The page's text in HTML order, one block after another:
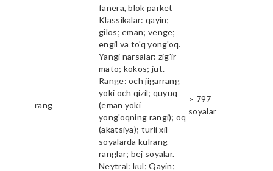
fanera, blok parket
rang
Klassikalar: qayin;
gilos; eman; venge;
engil va to'q yong'oq.
Yangi narsalar: zig'ir
mato; kokos; jut.
Range: och jigarrang
yoki och qizil; quyuq
(eman yoki
yong'oqning rangi); oq
(akatsiya); turli xil
soyalarda kulrang
ranglar; bej soyalar.
Neytral: kul; Qayin;
> 797
soyalar